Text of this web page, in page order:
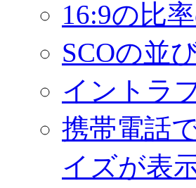
16:9の比
SCOの並
イントラ
携帯電話
イズが表